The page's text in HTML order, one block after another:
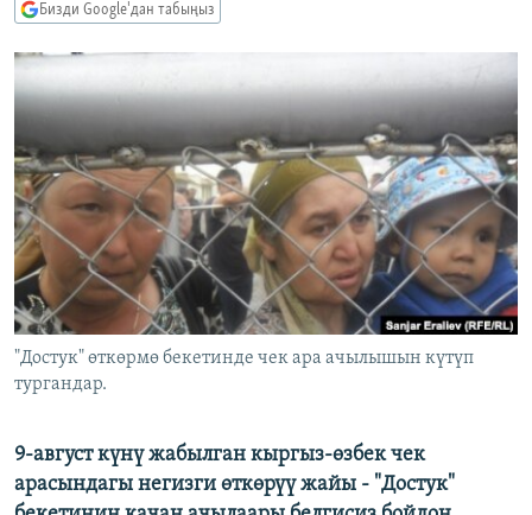
ЭКСПЕРТТЕР ТАЛДАЙТ
БИЗ ЖАНА ДҮЙНӨ
ДАНИСТЕ
ЭЖЕ-СИҢДИЛЕР
АЗАТТЫК+
ЫҢГАЙСЫЗ СУРООЛОР
ӨЗГӨЧӨ ПИКИР
Русский
ОНЛАЙН ШЕРИНЕ
ЭЕ/АРнун бардык сайттары
Бизди Google'дан табыңыз
"Достук" өткөрмө бекетинде чек ара ачылышын күтүп
тургандар.
9-август күнү жабылган кыргыз-өзбек чек
арасындагы негизги өткөрүү жайы - "Достук"